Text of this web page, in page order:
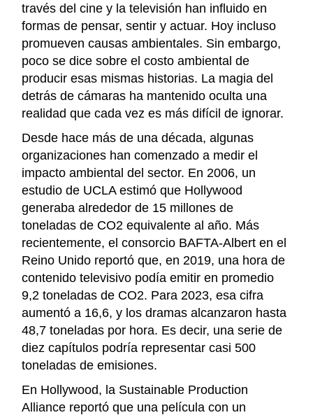
través del cine y la televisión han influido en
formas de pensar, sentir y actuar. Hoy incluso
promueven causas ambientales. Sin embargo,
poco se dice sobre el costo ambiental de
producir esas mismas historias. La magia del
detrás de cámaras ha mantenido oculta una
realidad que cada vez es más difícil de ignorar.
Desde hace más de una década, algunas
organizaciones han comenzado a medir el
impacto ambiental del sector. En 2006, un
estudio de UCLA estimó que Hollywood
generaba alrededor de 15 millones de
toneladas de CO2 equivalente al año. Más
recientemente, el consorcio BAFTA-Albert en el
Reino Unido reportó que, en 2019, una hora de
contenido televisivo podía emitir en promedio
9,2 toneladas de CO2. Para 2023, esa cifra
aumentó a 16,6, y los dramas alcanzaron hasta
48,7 toneladas por hora. Es decir, una serie de
diez capítulos podría representar casi 500
toneladas de emisiones.
En Hollywood, la Sustainable Production
Alliance reportó que una película con un